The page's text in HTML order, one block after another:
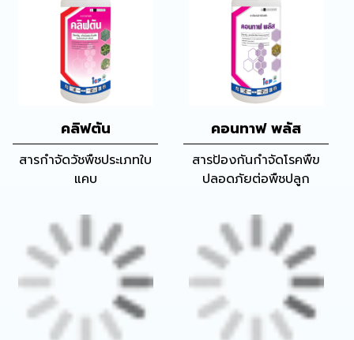
พืช
คลิฟตัน
สารกำจัดวัชพืชประเภทใบ
แคบ
คอนทาฟ พลัส
สารป้องกันกำจัดโรคพืข
ปลอดภัยต่อพืชปลูก